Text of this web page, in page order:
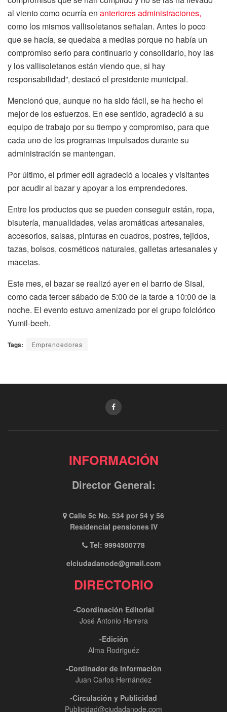
al viento como ocurría en anteriores administraciones,
como los mismos vallisoletanos señalan. Antes lo poco
que se hacía, se quedaba a medias porque no había un
compromiso serio para continuarlo y consolidarlo, hoy las
y los vallisoletanos están viendo que, si hay
responsabilidad”, destacó el presidente municipal.
Mencionó que, aunque no ha sido fácil, se ha hecho el
mejor de los esfuerzos. En ese sentido, agradeció a su
equipo de trabajo por su tiempo y compromiso, para que
cada uno de los programas impulsados durante su
administración se mantengan.
Por último, el primer edil agradeció a locales y visitantes
por acudir al bazar y apoyar a los emprendedores.
Entre los productos que se pueden conseguir están, ropa,
bisutería, manualidades, velas aromáticas artesanales,
accesorios, salsas, pinturas en cuadros, postres, tejidos,
tazas, bolsos, cosméticos naturales, galletas artesanales y
macetas.
Este mes, el bazar se realizó ayer en el barrio de Sisal,
como cada tercer sábado de 5:00 de la tarde a 10:00 de la
noche. El evento estuvo amenizado por el grupo folclórico
Yumil-beeh.
Tags: Emprendedores
INFORMACIÓN
Director General:
Calle 5c No. 534 por 54 y 56
Residencial pensiones IV
Tel: 9994500778
elciudadanode@gmail.com
DIRECTORIO
-Coordinación Editorial
José Antonio Herrera
-Edición
Alma Rodriguéz
-Cordinador de Información
Juan Carlos Hernández
-Circulación y Publicidad
Publicidad@ciudadanode.com